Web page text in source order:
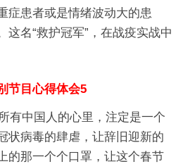
症患者或是情绪波动大的患
这名“救护冠军”，在战疫实战中
节目心得体会5
有中国人的心里，注定是一个
状病毒的肆虐，让辞旧迎新的
的那一个个口罩，让这个春节